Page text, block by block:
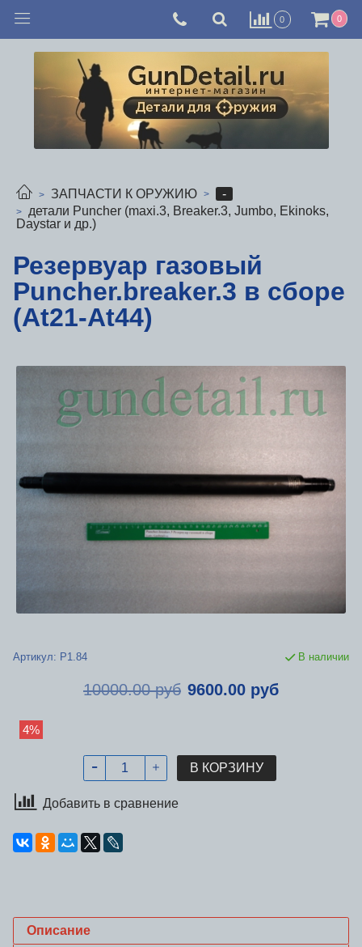
0 0
ЗАПЧАСТИ К ОРУЖИЮ
-
детали Puncher (maxi.3, Breaker.3, Jumbo, Ekinoks,
Daystar и др.)
Резервуар газовый
Puncher.breaker.3 в сборе
(At21-At44)
Артикул: Р1.84 В наличии
10000.00 руб 9600.00 руб
4%
В КОРЗИНУ
Добавить в сравнение
Описание